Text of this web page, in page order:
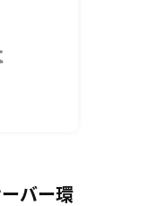
バー環